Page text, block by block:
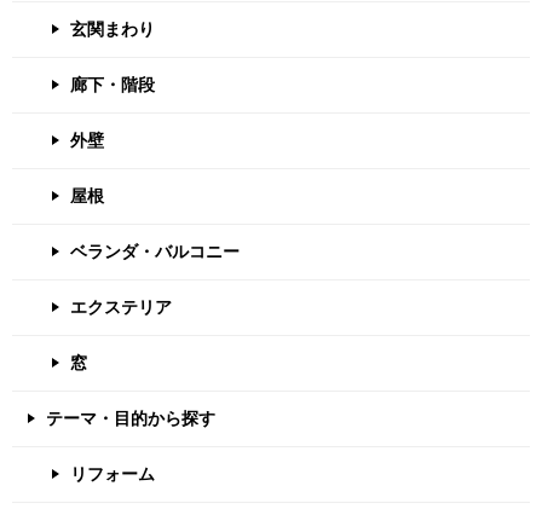
玄関まわり
廊下・階段
外壁
屋根
ベランダ・バルコニー
エクステリア
窓
テーマ・目的から探す
リフォーム